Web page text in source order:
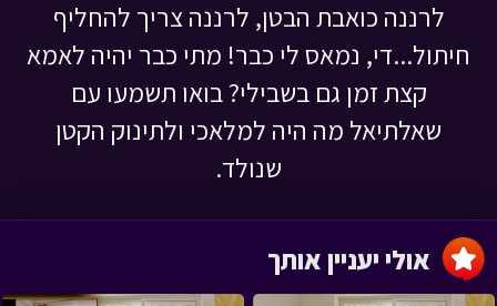
לרננה כואבת הבטן, לרננה צריך להחליף
חיתול...די, נמאס לי כבר! מתי כבר יהיה לאמא
קצת זמן גם בשבילי? בואו תשמעו עם
שאלתיאל מה היה למלאכי ולתינוק הקטן
שנולד.